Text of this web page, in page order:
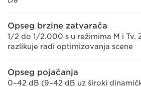
Opseg brzine zatvarača
1/2 do 1/2.000 s u režimima M i Tv.
razlikuje radi optimizovanja scene
Opseg pojačanja
0–42 dB (9–42 dB uz široki